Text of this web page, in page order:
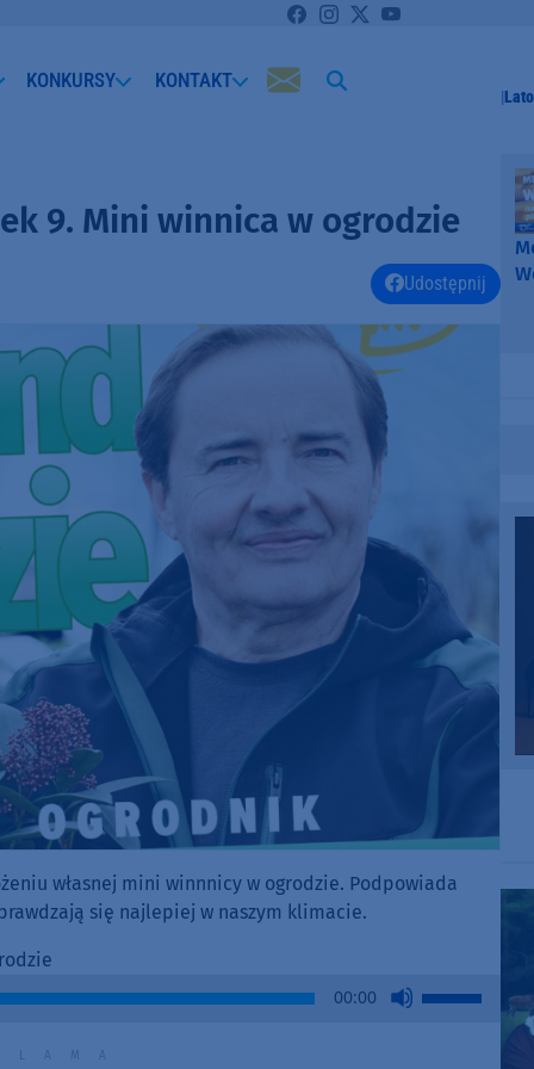
KONKURSY KONTAKT
9. Mini winnica w ogrodzie
Udostępnij
własnej mini winnnicy w ogrodzie. Podpowiada
się najlepiej w naszym klimacie.
00:00
Use
Up/Down